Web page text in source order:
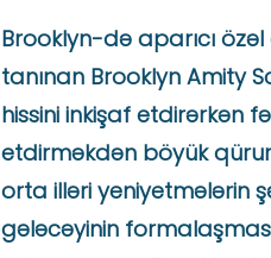
Brooklyn-də aparıcı
tanınan Brooklyn Amity
hissini inkişaf etdirərkən
etdirməkdən böyük
orta illəri yeniyetmələrin
gələcəyinin